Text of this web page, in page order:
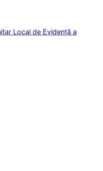
Local de Evidență a